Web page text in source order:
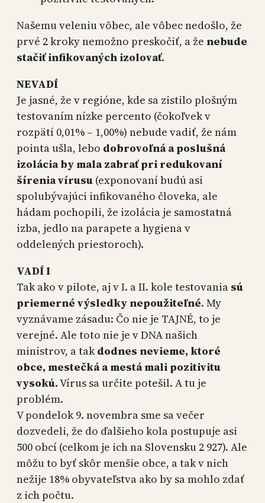
Našemu veleniu vôbec, ale vôbec nedošlo, že
prvé 2 kroky nemožno preskočiť, a že nebude
stačiť infikovaných izolovať.
NEVADÍ
Je jasné, že v regióne, kde sa zistilo plošným
testovaním nízke percento (čokoľvek v
rozpätí 0,01% – 1,00%) nebude vadiť, že nám
pointa ušla, lebo dobrovoľná a poslušná
izolácia by mala zabrať pri redukovaní
šírenia vírusu (exponovaní budú asi
spolubývajúci infikovaného človeka, ale
hádam pochopili, že izolácia je samostatná
izba, jedlo na parapete a hygiena v
oddelených priestoroch).
VADÍ I
Tak ako v pilote, aj v I. a II. kole testovania sú
priemerné výsledky nepoužiteľné. My
vyznávame zásadu: Čo nie je TAJNÉ, to je
verejné. Ale toto nie je v DNA našich
ministrov, a takdodnes nevieme, ktoré
obce, mestečká a mestá mali pozitivitu
vysokú.Vírus sa určite potešil. A tu je
problém.
V pondelok 9. novembra sme sa večer
dozvedeli, že do ďalšieho kola postupuje asi
500 obcí (celkom je ich na Slovensku 2 927). Ale
môžu to byť skôr menšie obce, a tak v nich
nežije 18% obyvateľstva ako by sa mohlo zdať
z ich počtu.